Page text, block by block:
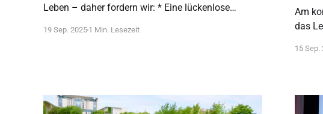
Leben – daher fordern wir: * Eine lückenlose
ihrer Ursachen * Eine Qualitätsprüfung aller Stellen,
medizinischer Berufe müssen ihrem Gewissen
folgen dürfen – daher fordern
19 Sep. 2025 1 Min. Lesezeit
Am
das
15 Sep.